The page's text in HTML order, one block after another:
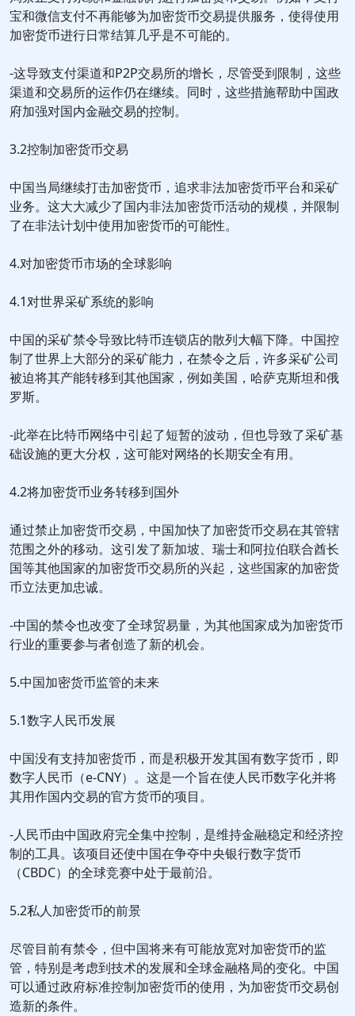
宝和微信支付不再能够为加密货币交易提供服务，使得使用
加密货币进行日常结算几乎是不可能的。
-这导致支付渠道和P2P交易所的增长，尽管受到限制，这些
渠道和交易所的运作仍在继续。同时，这些措施帮助中国政
府加强对国内金融交易的控制。
3.2控制加密货币交易
中国当局继续打击加密货币，追求非法加密货币平台和采矿
业务。这大大减少了国内非法加密货币活动的规模，并限制
了在非法计划中使用加密货币的可能性。
4.对加密货币市场的全球影响
4.1对世界采矿系统的影响
中国的采矿禁令导致比特币连锁店的散列大幅下降。中国控
制了世界上大部分的采矿能力，在禁令之后，许多采矿公司
被迫将其产能转移到其他国家，例如美国，哈萨克斯坦和俄
罗斯。
-此举在比特币网络中引起了短暂的波动，但也导致了采矿基
础设施的更大分权，这可能对网络的长期安全有用。
4.2将加密货币业务转移到国外
通过禁止加密货币交易，中国加快了加密货币交易在其管辖
范围之外的移动。这引发了新加坡、瑞士和阿拉伯联合酋长
国等其他国家的加密货币交易所的兴起，这些国家的加密货
币立法更加忠诚。
-中国的禁令也改变了全球贸易量，为其他国家成为加密货币
行业的重要参与者创造了新的机会。
5.中国加密货币监管的未来
5.1数字人民币发展
中国没有支持加密货币，而是积极开发其国有数字货币，即
数字人民币（e-CNY）。这是一个旨在使人民币数字化并将
其用作国内交易的官方货币的项目。
-人民币由中国政府完全集中控制，是维持金融稳定和经济控
制的工具。该项目还使中国在争夺中央银行数字货币
（CBDC）的全球竞赛中处于最前沿。
5.2私人加密货币的前景
尽管目前有禁令，但中国将来有可能放宽对加密货币的监
管，特别是考虑到技术的发展和全球金融格局的变化。中国
可以通过政府标准控制加密货币的使用，为加密货币交易创
造新的条件。